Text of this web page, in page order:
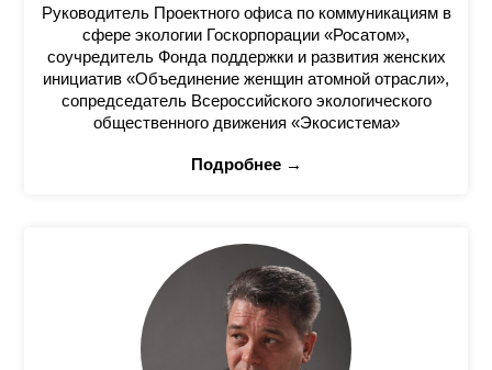
Руководитель Проектного офиса по коммуникациям в
сфере экологии Госкорпорации «Росатом»,
соучредитель Фонда поддержки и развития женских
инициатив «Объединение женщин атомной отрасли»,
сопредседатель Всероссийского экологического
общественного движения «Экосистема»
Подробнее →